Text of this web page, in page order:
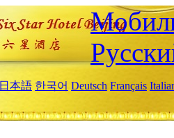
日本語 한국어 Deutsch Français